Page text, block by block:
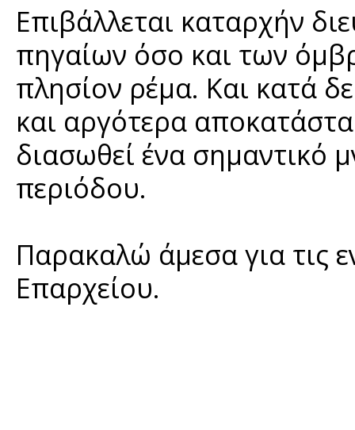
Επιβάλλεται καταρχήν
πηγαίων όσο και των
πλησίον ρέμα. Και κατά
και αργότερα
διασωθεί ένα σημαντικό
περιόδου.
Παρακαλώ άμεσα για τις
Επαρχείου.